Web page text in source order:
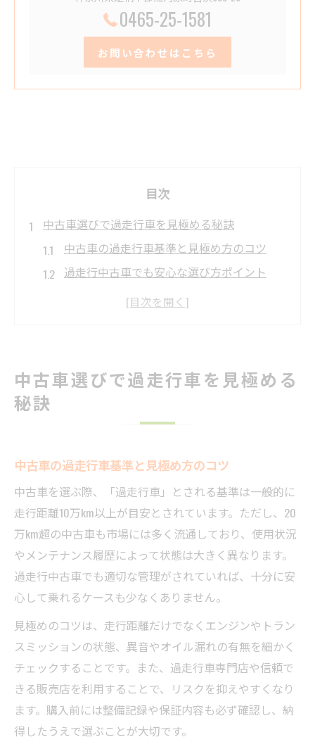
0465-25-1581
お問い合わせはこちら
目次
中古車選びで過走行車を見極める秘訣
中古車の過走行車基準と見極め方のコツ
過走行中古車でも安心な選び方ポイント
中古車過走行車は何キロから要注意か
中古車過走行の主なデメリットを徹底解説
鍵
中古車20万km超の使用実例と注意点紹介
中古車の走行距離による買取価格の違い
高年式×過走行車に潜む注意点まとめ
中古車高年式過走行車の特徴と見極め術
高年式過走行中古車で注意すべき部位とは
中古車の年式と走行距離で変わる寿命目安
高年式中古車でも過走行車は慎重に選ぶ
中古車専門店で高年式過走行車の相談を
故障を防ぐ中古車の走行距離チェック
中古車の走行距離とメンテナンス履歴の重
要性
中古車選びで過走行車を見極める
秘訣
中古車の過走行車基準と見極め方のコツ
中古車を選ぶ際、「過走行車」とされる基準は一般的に
走行距離10万km以上が目安とされています。ただし、20
万km超の中古車も市場には多く流通しており、使用状況
やメンテナンス履歴によって状態は大きく異なります。
過走行中古車でも適切な管理がされていれば、十分に安
心して乗れるケースも少なくありません。
見極めのコツは、走行距離だけでなくエンジンやトラン
スミッションの状態、異音やオイル漏れの有無を細かく
チェックすることです。また、過走行車専門店や信頼で
きる販売店を利用することで、リスクを抑えやすくなり
ます。購入前には整備記録や保証内容も必ず確認し、納
得したうえで選ぶことが大切です。